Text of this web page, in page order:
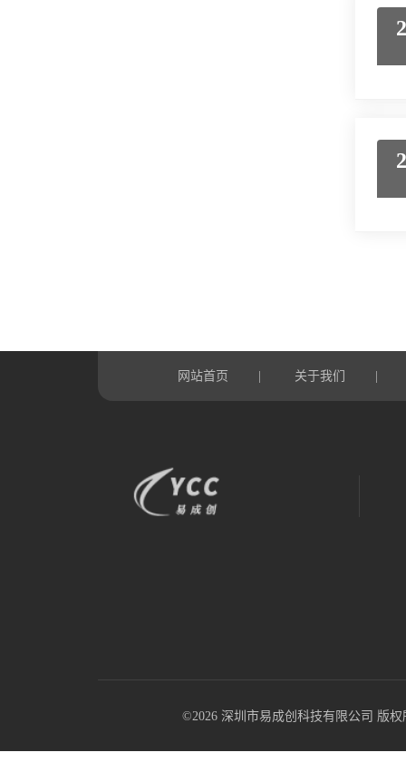
网站首页 关于我们
©2026 深圳市易成创科技有限公司 版权